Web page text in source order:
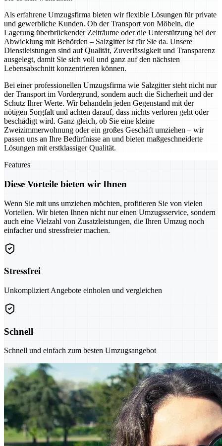
Als erfahrene Umzugsfirma bieten wir flexible Lösungen für private
und gewerbliche Kunden. Ob der Transport von Möbeln, die
Lagerung überbrückender Zeiträume oder die Unterstützung bei der
Abwicklung mit Behörden – Salzgitter ist für Sie da. Unsere
Dienstleistungen sind auf Qualität, Zuverlässigkeit und Transparenz
ausgelegt, damit Sie sich voll und ganz auf den nächsten
Lebensabschnitt konzentrieren können.
Bei einer professionellen Umzugsfirma wie Salzgitter steht nicht nur
der Transport im Vordergrund, sondern auch die Sicherheit und der
Schutz Ihrer Werte. Wir behandeln jeden Gegenstand mit der
nötigen Sorgfalt und achten darauf, dass nichts verloren geht oder
beschädigt wird. Ganz gleich, ob Sie eine kleine
Zweizimmerwohnung oder ein großes Geschäft umziehen – wir
passen uns an Ihre Bedürfnisse an und bieten maßgeschneiderte
Lösungen mit erstklassiger Qualität.
Features
Diese Vorteile bieten wir Ihnen
Wenn Sie mit uns umziehen möchten, profitieren Sie von vielen
Vorteilen. Wir bieten Ihnen nicht nur einen Umzugsservice, sondern
auch eine Vielzahl von Zusatzleistungen, die Ihren Umzug noch
einfacher und stressfreier machen.
Stressfrei
Unkompliziert Angebote einholen und vergleichen
Schnell
Schnell und einfach zum besten Umzugsangebot